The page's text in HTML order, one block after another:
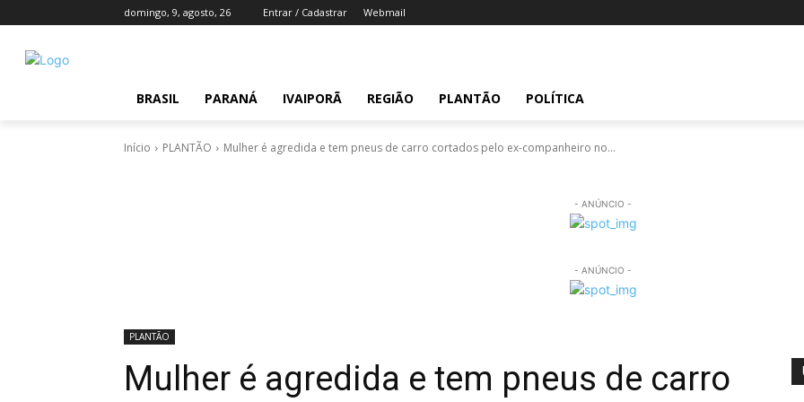
domingo, 9, agosto, 26 Entrar / Cadastrar Webmail
BRASIL PARANÁ IVAIPORÃ REGIÃO PLANTÃO POLÍTICA
Início PLANTÃO Mulher é agredida e tem pneus de carro cortados pelo ex-companheiro no...
- ANÚNCIO -
- ANÚNCIO -
PLANTÃO
Mulher é agredida e tem pneus de carro